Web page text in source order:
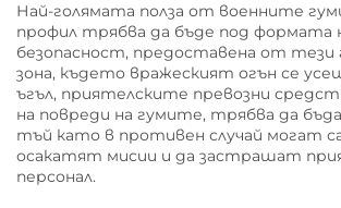
Най-голямата полза от военните
профил трябва да бъде под формата
безопасност, предоставена от тези
зона, където вражеският огън се
ъгъл, приятелските превозни
на повреди на гумите, трябва да
тъй като в противен случай могат
осакатят мисии и да застрашат
персонал.